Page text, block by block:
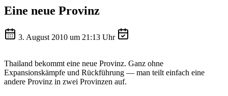
Eine neue Provinz
3. August 2010 um 21:13 Uhr
Thailand bekommt eine neue Provinz. Ganz ohne
Expansionskämpfe und Rückführung — man teilt einfach eine
andere Provinz in zwei Provinzen auf.